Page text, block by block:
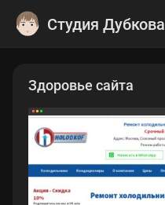
Студия Дубкова
Здоровье сайта